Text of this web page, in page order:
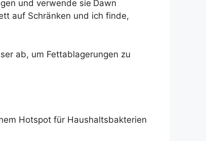
und verwende sie Dawn
auf Schränken und ich finde,
ab, um Fettablagerungen zu
Hotspot für Haushaltsbakterien